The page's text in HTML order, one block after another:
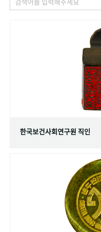
숫자로 보는 50년
한국보건사회연구원 직인